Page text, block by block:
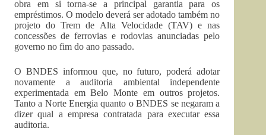
obra em si torna-se a principal garantia para os
empréstimos. O modelo deverá ser adotado também no
projeto do Trem de Alta Velocidade (TAV) e nas
concessões de ferrovias e rodovias anunciadas pelo
governo no fim do ano passado.
O BNDES informou que, no futuro, poderá adotar
novamente a auditoria ambiental independente
experimentada em Belo Monte em outros projetos.
Tanto a Norte Energia quanto o BNDES se negaram a
dizer qual a empresa contratada para executar essa
auditoria.